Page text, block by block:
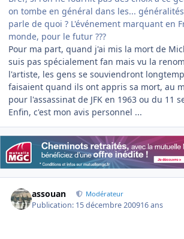
on tombe en général dans les...
parle de quoi ? L'événement marquant en
monde, pour le futur ???
Pour ma part, quand j'ai mis la mort de
suis pas spécialement fan mais vu la
l'artiste, les gens se souviendront
faisaient quand ils ont appris sa mort, au
pour l'assassinat de JFK en 1963 ou du 11
Enfin, c'est mon avis personnel ...
assouan Modérateur
Publication: 15 décembre 200916 ans